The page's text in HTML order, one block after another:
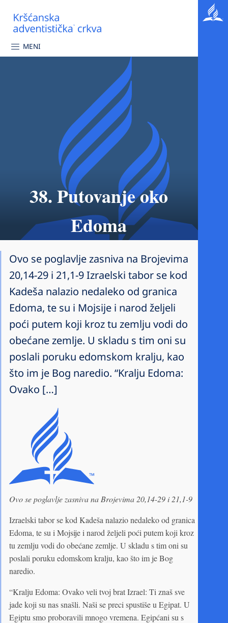
MENI
38. Putovanje oko
Edoma
Ovo se poglavlje zasniva na Brojevima
20,14-29 i 21,1-9 Izraelski tabor se kod
Kadeša nalazio nedaleko od granica
Edoma, te su i Mojsije i narod željeli
poći putem koji kroz tu zemlju vodi do
obećane zemlje. U skladu s tim oni su
poslali poruku edomskom kralju, kao
što im je Bog naredio. “Kralju Edoma:
Ovako […]
Ovo se poglavlje zasniva na Brojevima 20,14-29 i 21,1-9
Izraelski tabor se kod Kadeša nalazio nedaleko od granica
Edoma, te su i Mojsije i narod željeli poći putem koji kroz
tu zemlju vodi do obećane zemlje. U skladu s tim oni su
poslali poruku edomskom kralju, kao što im je Bog
naredio.
“Kralju Edoma: Ovako veli tvoj brat Izrael: Ti znaš sve
jade koji su nas snašli. Naši se preci spustiše u Egipat. U
Egiptu smo proboravili mnogo vremena. Egipćani su s